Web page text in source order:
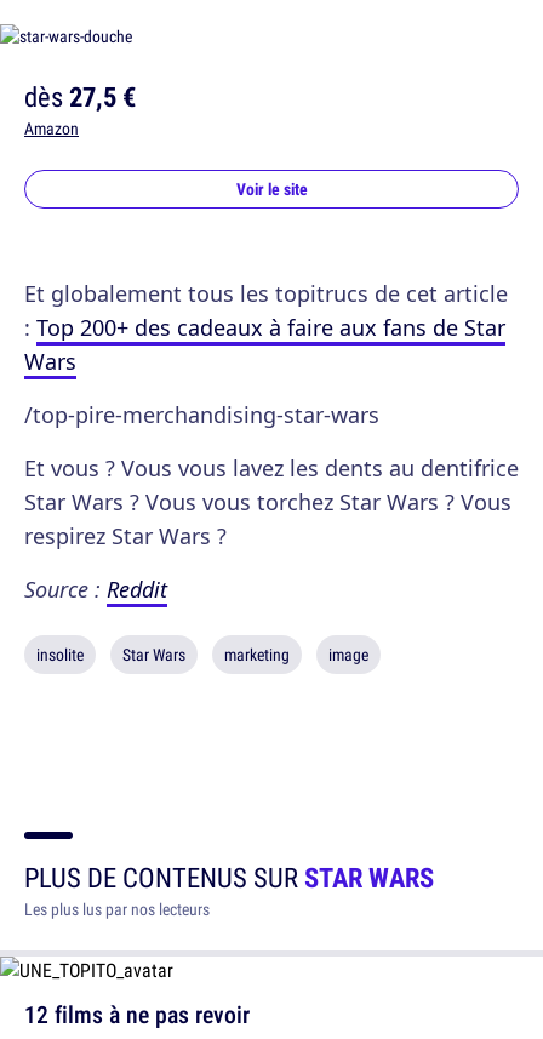
dès27,5 €
Amazon
Voir le site
Et globalement tous les topitrucs de cet article
: Top 200+ des cadeaux à faire aux fans de Star
Wars
/top-pire-merchandising-star-wars
Et vous ? Vous vous lavez les dents au dentifrice
Star Wars ? Vous vous torchez Star Wars ? Vous
respirez Star Wars ?
Source : Reddit
insolite Star Wars marketing image
PLUS DE CONTENUS SURSTAR WARS
Les plus lus par nos lecteurs
12 films à ne pas revoir